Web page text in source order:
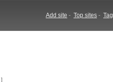
Add site - Top sites -
]